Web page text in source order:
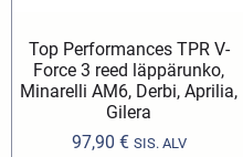
Top Performances TPR V-
Force 3 reed läppärunko,
Minarelli AM6, Derbi, Aprilia,
Gilera
97,90 € SIS. ALV